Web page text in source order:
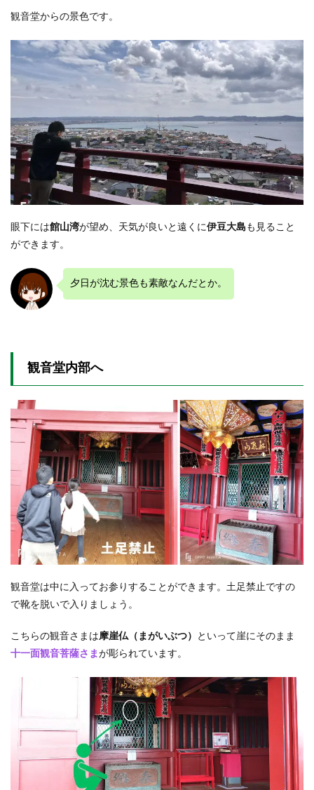
観音堂からの景色です。
眼下には館山湾が望め、天気が良いと遠くに伊豆大島 も見ること
ができます。
夕日が沈む景色も素敵なんだとか。
観音堂内部へ
観音堂は中に入ってお参りすることができます。土足禁止ですの
で靴を脱いで入りましょう。
こちらの観音さまは摩崖仏（まがいぶつ）
といって崖にそのまま
十一面観音菩薩さまが彫られています。